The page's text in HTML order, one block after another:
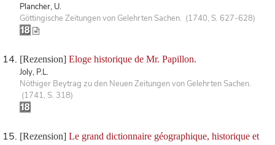
Plancher, U.
Göttingische Zeitungen von Gelehrten Sachen. (1740, S. 627-628)
[Rezension] Eloge historique de Mr. Papillon.
Joly, P.L.
Nöthiger Beytrag zu den Neuen Zeitungen von Gelehrten Sachen.
(1741, S. 318)
[Rezension] Le grand dictionnaire géographique, historique et